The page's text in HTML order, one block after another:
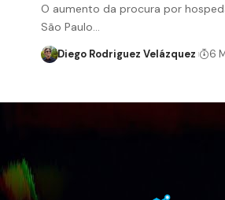
O aumento da procura por
São Paulo…
Diego Rodriguez Velázquez 6